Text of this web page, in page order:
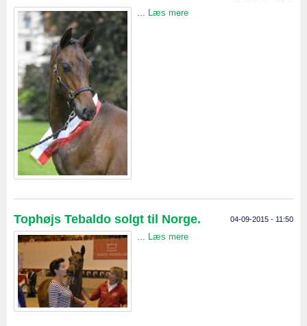
Læs mere
Tophøjs Tebaldo solgt til Norge. 04-09-2015 - 11:50
... Læs mere